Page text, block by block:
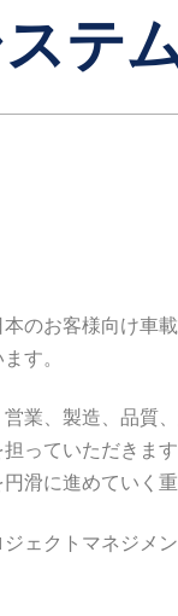
テ
のお客様向け車
す。
業、製造、品質
っていただきま
滑に進めていく
ェクトマネジメ